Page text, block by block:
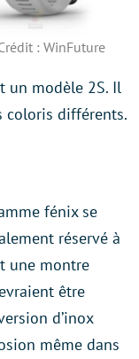
: WinFuture
un modèle 2S. Il
coloris différents.
fénix se
réservé à
une montre
être
d’inox
même dans